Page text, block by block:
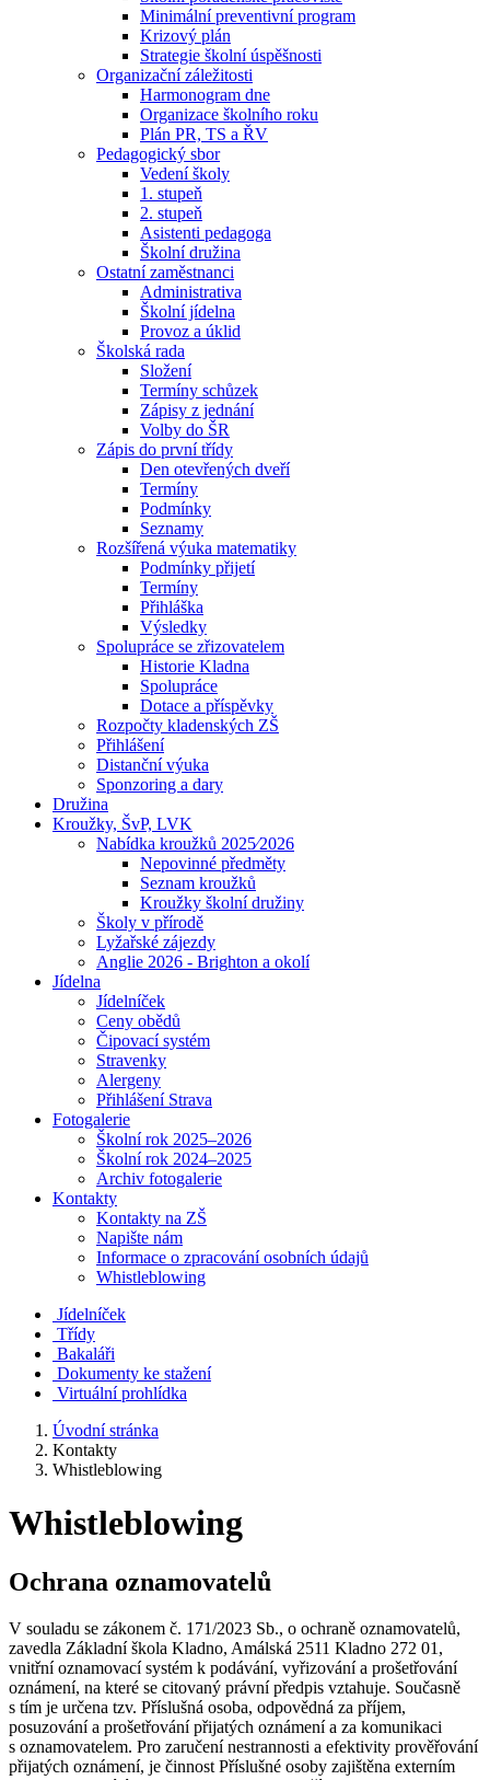
Minimální preventivní program
Krizový plán
Strategie školní úspěšnosti
Organizační záležitosti
Harmonogram dne
Organizace školního roku
Plán PR, TS a ŘV
Pedagogický sbor
Vedení školy
1. stupeň
2. stupeň
Asistenti pedagoga
Školní družina
Ostatní zaměstnanci
Administrativa
Školní jídelna
Provoz a úklid
Školská rada
Složení
Termíny schůzek
Zápisy z jednání
Volby do ŠR
Zápis do první třídy
Den otevřených dveří
Termíny
Podmínky
Seznamy
Rozšířená výuka matematiky
Podmínky přijetí
Termíny
Přihláška
Výsledky
Spolupráce se zřizovatelem
Historie Kladna
Spolupráce
Dotace a příspěvky
Rozpočty kladenských ZŠ
Přihlášení
Distanční výuka
Sponzoring a dary
Družina
Kroužky, ŠvP, LVK
Nabídka kroužků 2025⁄2026
Nepovinné předměty
Seznam kroužků
Kroužky školní družiny
Školy v přírodě
Lyžařské zájezdy
Anglie 2026 - Brighton a okolí
Jídelna
Jídelníček
Ceny obědů
Čipovací systém
Stravenky
Alergeny
Přihlášení Strava
Fotogalerie
Školní rok 2025–2026
Školní rok 2024–2025
Archiv fotogalerie
Kontakty
Kontakty na ZŠ
Napište nám
Informace o zpracování osobních údajů
Whistleblowing
Jídelníček
Třídy
Bakaláři
Dokumenty ke stažení
Virtuální prohlídka
Úvodní stránka
Kontakty
Whistleblowing
Whistleblowing
Ochrana oznamovatelů
V souladu se zákonem č. 171/2023 Sb., o ochraně oznamovatelů,
zavedla Základní škola Kladno, Amálská 2511 Kladno 272 01,
vnitřní oznamovací systém k podávání, vyřizování a prošetřování
oznámení, na které se citovaný právní předpis vztahuje. Současně
s tím je určena tzv. Příslušná osoba, odpovědná za příjem,
posuzování a prošetřování přijatých oznámení a za komunikaci
s oznamovatelem. Pro zaručení nestrannosti a efektivity prověřování
přijatých oznámení, je činnost Příslušné osoby zajištěna externím